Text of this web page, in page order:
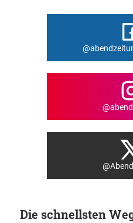
Die schnellsten